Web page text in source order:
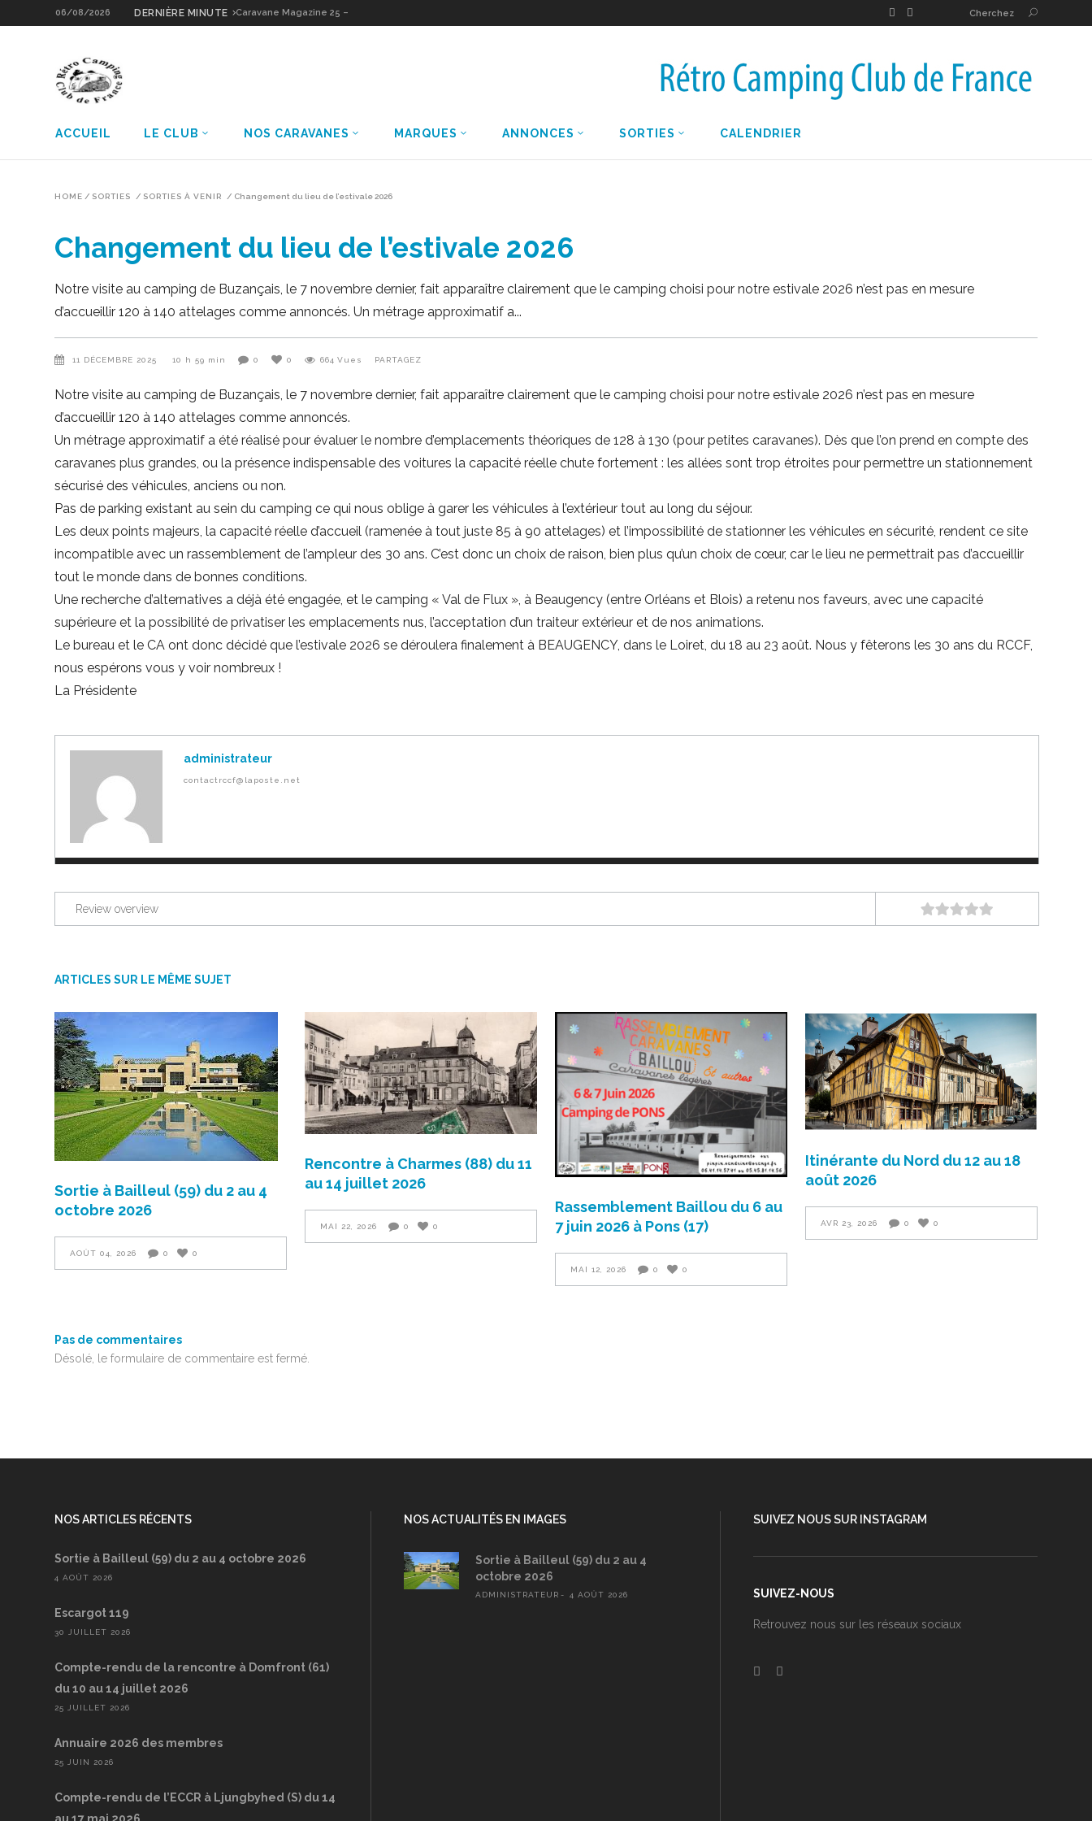
06/08/2026 DERNIÈRE MINUTE Caravane Magazine 25 – Cherchez
ACCUEIL LE CLUB NOS CARAVANES MARQUES ANNONCES SORTIES CALENDRIER
HOME / SORTIES / SORTIES À VENIR / Changement du lieu de l’estivale 2026
Changement du lieu de l’estivale 2026
Notre visite au camping de Buzançais, le 7 novembre dernier, fait apparaître clairement que le camping choisi pour notre estivale 2026 n’est pas en mesure
d’accueillir 120 à 140 attelages comme annoncés. Un métrage approximatif a
11 DÉCEMBRE 2025 10 h 59 min 0 0 664 Vues PARTAGEZ
Notre visite au camping de Buzançais, le 7 novembre dernier, fait apparaître clairement que le camping choisi pour notre estivale 2026 n’est pas en mesure
d’accueillir 120 à 140 attelages comme annoncés.
Un métrage approximatif a été réalisé pour évaluer le nombre d’emplacements théoriques de 128 à 130 (pour petites caravanes). Dès que l’on prend en compte des
caravanes plus grandes, ou la présence indispensable des voitures la capacité réelle chute fortement : les allées sont trop étroites pour permettre un stationnement
sécurisé des véhicules, anciens ou non.
Pas de parking existant au sein du camping ce qui nous oblige à garer les véhicules à l’extérieur tout au long du séjour.
Les deux points majeurs, la capacité réelle d’accueil (ramenée à tout juste 85 à 90 attelages) et l’impossibilité de stationner les véhicules en sécurité, rendent ce site
incompatible avec un rassemblement de l’ampleur des 30 ans. C’est donc un choix de raison, bien plus qu’un choix de cœur, car le lieu ne permettrait pas d’accueillir
tout le monde dans de bonnes conditions.
Une recherche d’alternatives a déjà été engagée, et le camping « Val de Flux », à Beaugency (entre Orléans et Blois) a retenu nos faveurs, avec une capacité
supérieure et la possibilité de privatiser les emplacements nus, l’acceptation d’un traiteur extérieur et de nos animations.
Le bureau et le CA ont donc décidé que l’estivale 2026 se déroulera finalement à BEAUGENCY, dans le Loiret, du 18 au 23 août. Nous y fêterons les 30 ans du RCCF,
nous espérons vous y voir nombreux !
La Présidente
administrateur
contactrccf@laposte.net
Review overview
ARTICLES SUR LE MÊME SUJET
Sortie à Bailleul (59) du 2 au 4
octobre 2026
AOÛT 04, 2026 0 0
Rencontre à Charmes (88) du 11
au 14 juillet 2026
MAI 22, 2026 0 0
Rassemblement Baillou du 6 au
7 juin 2026 à Pons (17)
MAI 12, 2026 0 0
Itinérante du Nord du 12 au 18
août 2026
AVR 23, 2026 0 0
Pas de commentaires
Désolé, le formulaire de commentaire est fermé.
NOS ARTICLES RÉCENTS
Sortie à Bailleul (59) du 2 au 4 octobre 2026
4 AOÛT 2026
Escargot 119
30 JUILLET 2026
Compte-rendu de la rencontre à Domfront (61)
du 10 au 14 juillet 2026
25 JUILLET 2026
Annuaire 2026 des membres
25 JUIN 2026
Compte-rendu de l’ECCR à Ljungbyhed (S) du 14
NOS ACTUALITÉS EN IMAGES
Sortie à Bailleul (59) du 2 au 4
octobre 2026
ADMINISTRATEUR 4 AOÛT 2026
SUIVEZ NOUS SUR INSTAGRAM
SUIVEZ-NOUS
Retrouvez nous sur les réseaux sociaux